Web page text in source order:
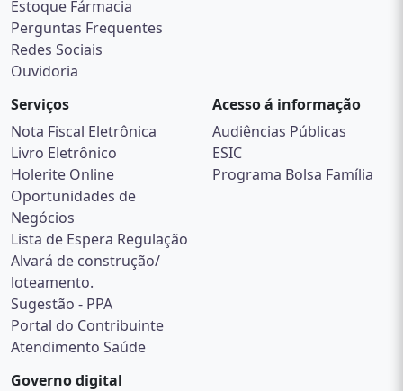
Estoque Fármacia
Perguntas Frequentes
Redes Sociais
Ouvidoria
Serviços
Nota Fiscal Eletrônica
Livro Eletrônico
Holerite Online
Oportunidades de
Negócios
Lista de Espera Regulação
Alvará de construção/
loteamento.
Sugestão - PPA
Portal do Contribuinte
Atendimento Saúde
Acesso á informação
Audiências Públicas
ESIC
Programa Bolsa Família
Governo digital